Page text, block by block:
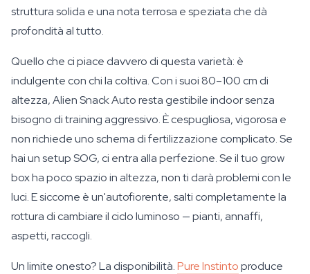
struttura solida e una nota terrosa e speziata che dà
profondità al tutto.
Quello che ci piace davvero di questa varietà: è
indulgente con chi la coltiva. Con i suoi 80–100 cm di
altezza, Alien Snack Auto resta gestibile indoor senza
bisogno di training aggressivo. È cespugliosa, vigorosa e
non richiede uno schema di fertilizzazione complicato. Se
hai un setup SOG, ci entra alla perfezione. Se il tuo grow
box ha poco spazio in altezza, non ti darà problemi con le
luci. E siccome è un'autofiorente, salti completamente la
rottura di cambiare il ciclo luminoso — pianti, annaffi,
aspetti, raccogli.
Un limite onesto? La disponibilità.Pure Instintoproduce